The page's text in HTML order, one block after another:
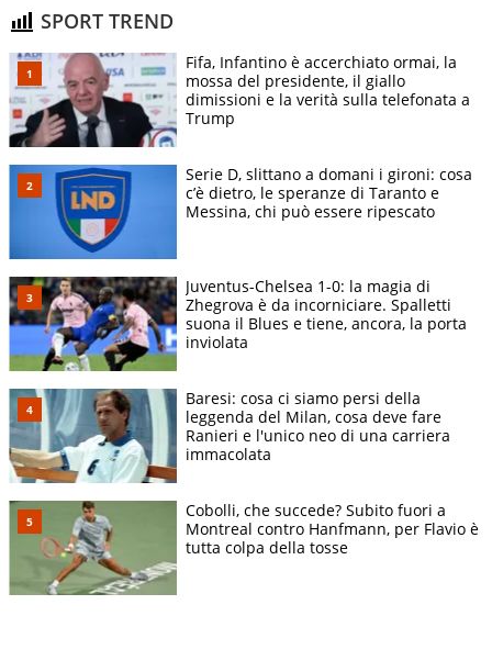
SPORT TREND
Fifa, Infantino è accerchiato ormai, la
mossa del presidente, il giallo
dimissioni e la verità sulla telefonata a
Trump
Serie D, slittano a domani i gironi: cosa
c’è dietro, le speranze di Taranto e
Messina, chi può essere ripescato
Juventus-Chelsea 1-0: la magia di
Zhegrova è da incorniciare. Spalletti
suona il Blues e tiene, ancora, la porta
inviolata
Baresi: cosa ci siamo persi della
leggenda del Milan, cosa deve fare
Ranieri e l'unico neo di una carriera
immacolata
Cobolli, che succede? Subito fuori a
Montreal contro Hanfmann, per Flavio è
tutta colpa della tosse